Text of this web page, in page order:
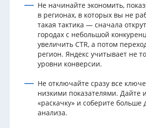
Не начинайте экономить,
в регионах, в которых вы не
такая тактика — сначала
городах с небольшой
увеличить CTR, а потом
регион. Яндекс учитывает не
уровни конверсии.
Не отключайте сразу все
низкими показателями. Дайте
«раскачку» и соберите больше
анализа.